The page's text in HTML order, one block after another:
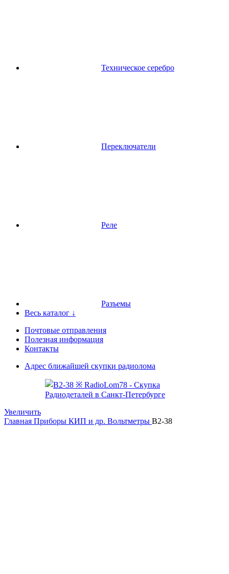
Техническое серебро
Переключатели
Реле
Разъемы
Весь каталог ↓
Почтовые отправления
Полезная информация
Контакты
Адрес ближайшей скупки радиолома
Увеличить
Главная Приборы КИП и др. Вольтметры В2-38